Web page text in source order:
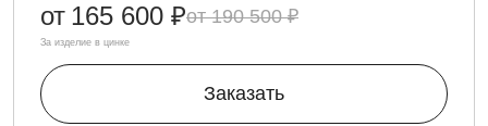
190 500 ₽
от 165 600 ₽
За изделие в цинке
Заказать